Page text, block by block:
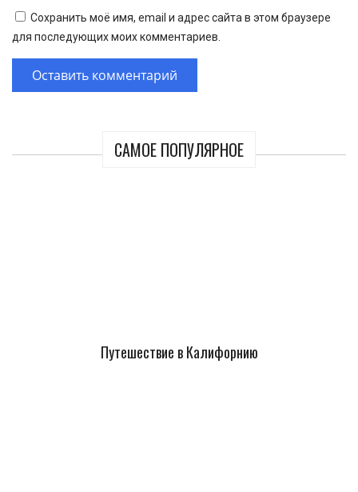
САМОЕ ПОПУЛЯРНОЕ
Путешествие в Калифорнию
Сохранить моё имя, email и адрес сайта в этом браузере
для последующих моих комментариев.